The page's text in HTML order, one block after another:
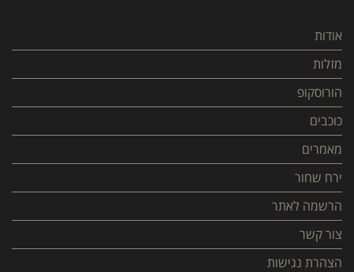
אודות
מזלות
הורוסקופ
כוכבים
מאמרים
ירח שחור
הרשמה לאתר
צור קשר
הצהרת נגישות